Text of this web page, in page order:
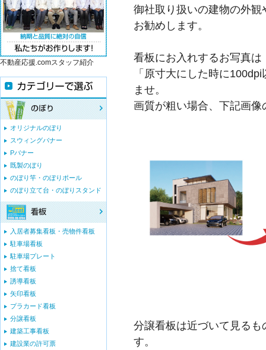
御社取り扱いの建物の外
お勧めします。
看板にお入れするお写真は
「原寸大にした時に
ませ。
画質が粗い場合、下記画
分譲看板は近づいて見る
す。
不動産応援.comスタッフ紹介
オリジナルのぼり
スウィングバナー
Pバナー
既製のぼり
のぼり竿・のぼりポール
のぼり立て台・のぼりスタンド
入居者募集看板・売物件看板
駐車場看板
駐車場プレート
捨て看板
誘導看板
矢印看板
プラカード看板
分譲看板
建築工事看板
建設業の許可票